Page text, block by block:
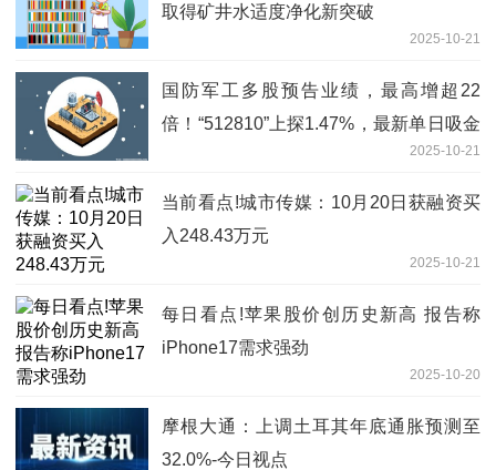
取得矿井水适度净化新突破
2025-10-21
国防军工多股预告业绩，最高增超22
倍！“512810”上探1.47%，最新单日吸金
2025-10-21
当前看点!城市传媒：10月20日获融资买
入248.43万元
2025-10-21
每日看点!苹果股价创历史新高 报告称
iPhone17需求强劲
2025-10-20
摩根大通：上调土耳其年底通胀预测至
32.0%-今日视点